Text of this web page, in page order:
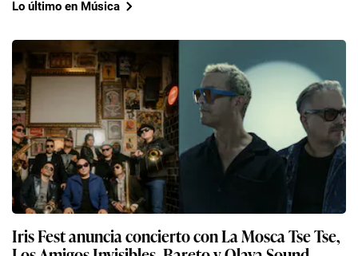
Lo último en Música
Iris Fest anuncia concierto con La Mosca Tse Tse,